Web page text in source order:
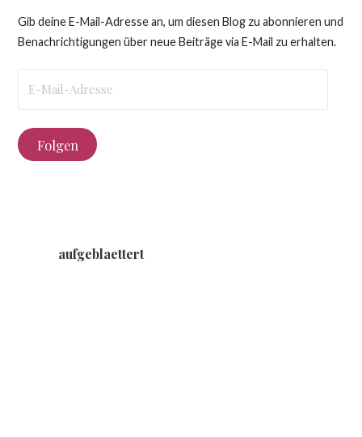
Gib deine E-Mail-Adresse an, um diesen Blog zu abonnieren und
Benachrichtigungen über neue Beiträge via E-Mail zu erhalten.
Mail-
Folgen
aufgeblaettert